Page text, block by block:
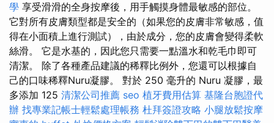
學 享受滑滑的全身按摩後，用手觸摸身體最敏感的部位。
它對所有皮膚類型都是安全的（如果您的皮膚非常敏感，值
得在小面積上進行測試），由於成分，您的皮膚會變得柔軟
絲滑。 它是水基的，因此您只需要一點溫水和乾毛巾即可
清潔。 除了各種產品建議的稀釋比例外，您還可以根據自
己的口味稀釋Nuru凝膠。 對於 250 毫升的 Nuru 凝膠，最
多添加 125 清潔公司推薦 seo 植牙費用估算 基隆台胞證代
辦 找專業記帳士輕鬆處理帳務 杜拜簽證攻略 小腿放鬆按摩